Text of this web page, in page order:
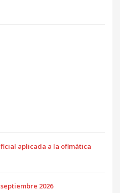
aplicada a la ofimática
2026